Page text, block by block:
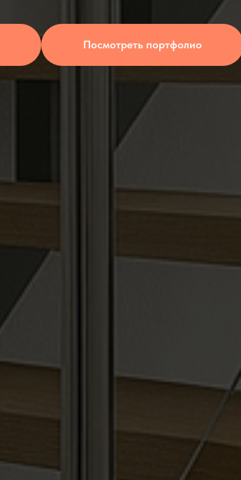
Посмотреть портфолио